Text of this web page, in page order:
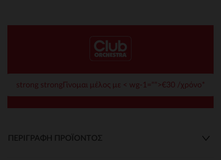
strong strongΓίνομαι μέλος με < wg-1="">€30 /χρόνο*
ΠΕΡΙΓΡΑΦΉ ΠΡΟΪΌΝΤΟΣ